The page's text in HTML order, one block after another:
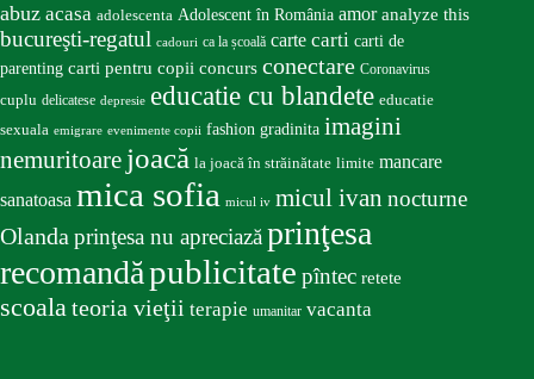
abuz acasa adolescenta Adolescent în România amor analyze this
bucureşti-regatul cadouri ca la școală carte carti carti de
parenting carti pentru copii concurs conectare Coronavirus
cuplu delicatese depresie educatie cu blandete educatie
sexuala emigrare evenimente copii fashion gradinita imagini
nemuritoare joacă la joacă în străinătate limite mancare
sanatoasa mica sofia micul iv micul ivan nocturne
Olandaprinţesa nu apreciazăprinţesa
recomandăpublicitate pîntec retete
scoalateoria vieţii terapie umanitar vacanta